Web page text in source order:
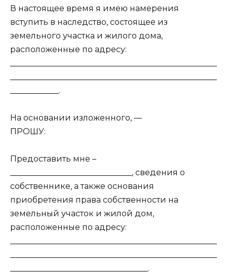
В настоящее время я имею намерения
вступить в наследство, состоящее из
земельного участка и жилого дома,
расположенные по адресу:
____________.
На основании изложенного, —
ПРОШУ:
Предоставить мне –
______________________________, сведения о
собственнике, а также основания
приобретения права собственности на
земельный участок и жилой дом,
расположенные по адресу:
__________________________________.